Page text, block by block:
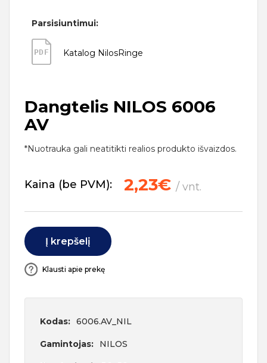
Parsisiuntimui:
PDF Katalog NilosRinge
Dangtelis NILOS 6006
AV
*Nuotrauka gali neatitikti realios produkto išvaizdos.
Kaina (be PVM): 2,23€ / vnt.
Į krepšelį
Klausti apie prekę
Kodas: 6006.AV_NIL
Gamintojas: NILOS